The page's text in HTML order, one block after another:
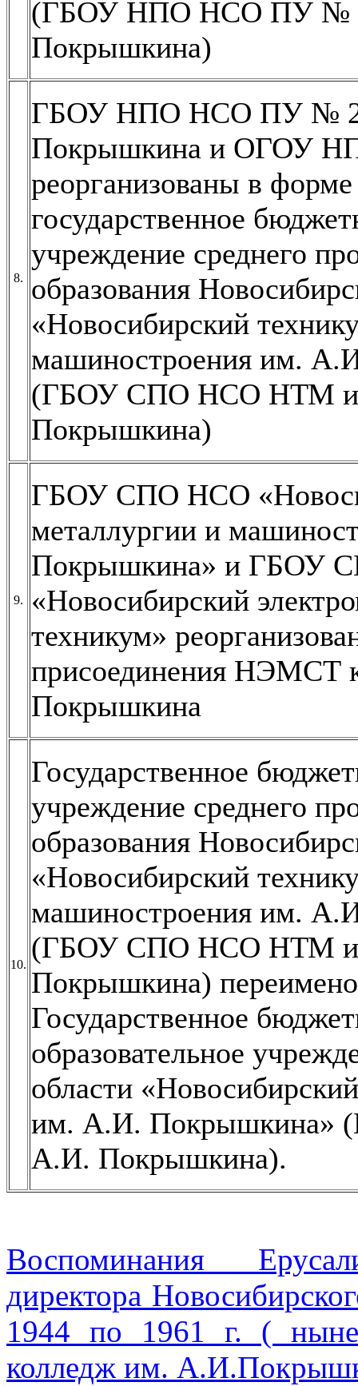
(ГБОУ НПО НСО ПУ №
Покрышкина)
8.
ГБОУ НПО НСО ПУ №
Покрышкина и ОГОУ
реорганизованы в
государственное
учреждение среднего
образования
«Новосибирский
машиностроения им.
(ГБОУ СПО НСО НТМ
Покрышкина)
9.
ГБОУ СПО НСО
металлургии и
Покрышкина» и ГБОУ
«Новосибирский
техникум»
присоединения
Покрышкина
10.
Государственное
учреждение среднего
образования
«Новосибирский
машиностроения им.
(ГБОУ СПО НСО НТМ
Покрышкина)
Государственное
образовательное
области
им. А.И.
А.И. Покрышкина).
Воспоминания
директора
1944 по 1961 г. ( ныне
колледж им.